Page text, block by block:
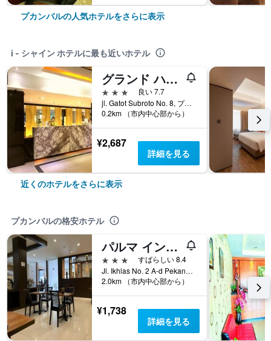
プカンバルの人気ホテルをさらに表示
i - シャイン ホテルに最も近いホテル
グランド ハワイ ホテル プカンバルー
3つ星
良い 7.7
jl. Gatot Subroto No. 8, プカンバル, インドネシア
0.2km （市内中心部から）
¥2,687
詳細を見る
近くのホテルをさらに表示
プカンバルの格安ホテル
パルマ インダ ホテル
3つ星
すばらしい 8.4
Jl. Ikhlas No. 2 A-d Pekanbaru, Riau, プカンバル, インドネシア
2.0km （市内中心部から）
¥1,738
詳細を見る